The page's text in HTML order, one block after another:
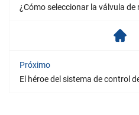
¿Cómo seleccionar la válvula de
Próximo